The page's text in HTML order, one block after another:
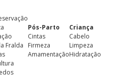
Fralda
Pós-Parto
Cintas
Firmeza
Amamentação
Criança
Cabelo
Limpeza
Hidratação